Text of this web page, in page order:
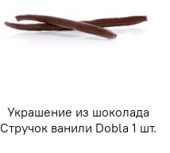
Украшение из шоколада
Стручок ванили Dobla 1 шт.